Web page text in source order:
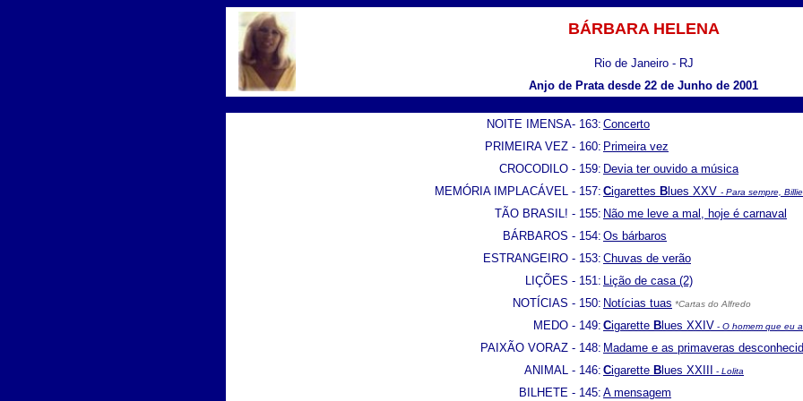
BÁRBARA HELENA
Rio de Janeiro - RJ
Anjo de Prata desde 22 de Junho de 2001
NOITE IMENSA- 163: Concerto
PRIMEIRA VEZ - 160: Primeira vez
CROCODILO - 159: Devia ter ouvido a música
MEMÓRIA IMPLACÁVEL - 157: Cigarettes B lues XXV - Para sempre, Billie
TÃO BRASIL! - 155: Não me leve a mal, hoje é carnaval
BÁRBAROS - 154: Os bárbaros
ESTRANGEIRO - 153: Chuvas de verão
LIÇÕES - 151: Lição de casa (2)
NOTÍCIAS - 150: Notícias tuas *Cartas do Alfredo
MEDO - 149: Cigarette B lues XXIV - O homem que eu
PAIXÃO VORAZ - 148: Madame e as primaveras
ANIMAL - 146: Cigarette B lues XXIII - Lolita
BILHETE - 145: A mensagem